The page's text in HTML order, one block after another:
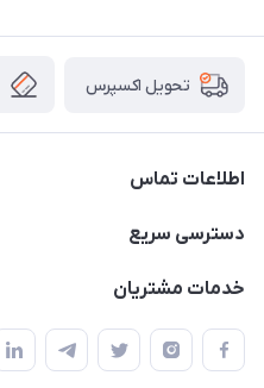
تحویل اکسپرس
اطلاعات تماس
09165044753
دسترسی سریع
حساب کاربری
لیست محصولات
خدمات مشتریان
قوانین و مقررات
حریم خصوصی